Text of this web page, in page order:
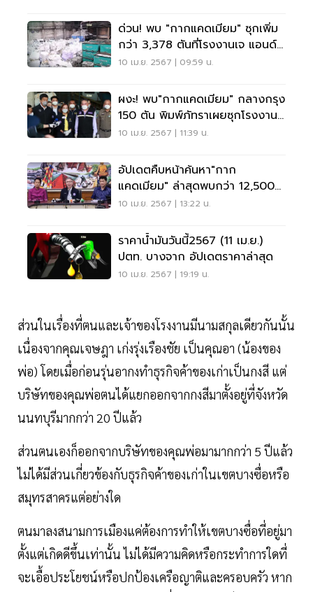
ด่วน! พบ "กากแคดเมียม" ซุกเพิ่ม
กว่า 3,378 ตันที่โรงงานเจ แอนด์
บีฯ สมุทรสาคร
10 เม.ย. 2567 | 09:59 น.
ผงะ! พบ"กากแคดเมียม" กลางกรุง
150 ตัน พิมพ์ภัทราเผยซุกโรงงาน
ย่านบางซื่อ
10 เม.ย. 2567 | 11:39 น.
อัปเดตคืบหน้าค้นหา"กาก
แคดเมียม" ล่าสุดพบกว่า 12,500
ตัน
10 เม.ย. 2567 | 13:22 น.
ราคาน้ำมันวันนี้2567 (11 เม.ย.)
ปตท. บางจาก อัปเดตราคาล่าสุด
10 เม.ย. 2567 | 19:19 น.
ส่วนในเรื่องที่ตนและเจ้าของโรงงานมีนามสกุลเดียวกันนั้น
เนื่องจากคุณเจษฎา เก่งรุ่งเรืองชัย เป็นคุณอา (น้องของ
พ่อ) โดยเมื่อก่อนรุ่นอากงทำธุรกิจค้าของเก่าเป็นกงสี แต่
บริษัทของคุณพ่อตนได้แยกออกจากกงสีมาตั้งอยู่ที่จังหวัด
นนทบุรีมากกว่า 20 ปีแล้ว
ส่วนตนเองก็ออกจากบริษัทของคุณพ่อมามากกว่า 5 ปีแล้ว
ไม่ได้มีส่วนเกี่ยวข้องกับธุรกิจค้าของเก่าในเขตบางซื่อหรือ
สมุทรสาครแต่อย่างใด
ตนมาลงสนามการเมืองแค่ต้องการทำให้เขตบางซื่อที่อยู่มา
ตั้งแต่เกิดดีขึ้นเท่านั้น ไม่ได้มีความคิดหรือกระทำการใดที่
จะเอื้อประโยชน์หรือปกป้องเครือญาติและครอบครัว หาก